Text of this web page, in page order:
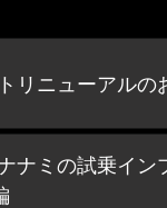
リニューアルの
ナミの試乗イン